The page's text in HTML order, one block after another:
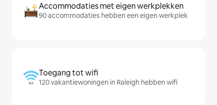
Accommodaties met eigen werkplekken
90 accommodaties hebben een eigen werkplek
Toegang tot wifi
120 vakantiewoningen in Raleigh hebben wifi